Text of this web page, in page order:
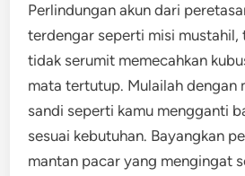
Perlindungan akun dari
terdengar seperti misi mustahil,
tidak serumit memecahkan
mata tertutup. Mulailah dengan
sandi seperti kamu mengganti
sesuai kebutuhan. Bayangkan
mantan pacar yang mengingat